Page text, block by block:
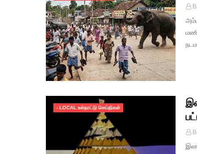
- LOCAL உள்நாட்டு செய்திகள்